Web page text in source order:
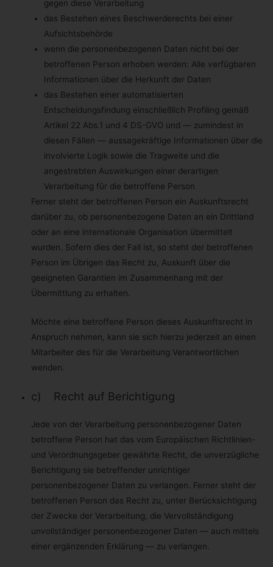
gegen diese Verarbeitung
das Bestehen eines Beschwerderechts bei einer
Aufsichtsbehörde
wenn die personenbezogenen Daten nicht bei der
betroffenen Person erhoben werden: Alle verfügbaren
Informationen über die Herkunft der Daten
das Bestehen einer automatisierten
Entscheidungsfindung einschließlich Profiling gemäß
Artikel 22 Abs.1 und 4 DS-GVO und — zumindest in
diesen Fällen — aussagekräftige Informationen über die
involvierte Logik sowie die Tragweite und die
angestrebten Auswirkungen einer derartigen
Verarbeitung für die betroffene Person
Ferner steht der betroffenen Person ein Auskunftsrecht
darüber zu, ob personenbezogene Daten an ein Drittland
oder an eine internationale Organisation übermittelt
wurden. Sofern dies der Fall ist, so steht der betroffenen
Person im Übrigen das Recht zu, Auskunft über die
geeigneten Garantien im Zusammenhang mit der
Übermittlung zu erhalten.
Möchte eine betroffene Person dieses Auskunftsrecht in
Anspruch nehmen, kann sie sich hierzu jederzeit an einen
Mitarbeiter des für die Verarbeitung Verantwortlichen
wenden.
c) Recht auf Berichtigung
Jede von der Verarbeitung personenbezogener Daten
betroffene Person hat das vom Europäischen Richtlinien-
und Verordnungsgeber gewährte Recht, die unverzügliche
Berichtigung sie betreffender unrichtiger
personenbezogener Daten zu verlangen. Ferner steht der
betroffenen Person das Recht zu, unter Berücksichtigung
der Zwecke der Verarbeitung, die Vervollständigung
unvollständiger personenbezogener Daten — auch mittels
einer ergänzenden Erklärung — zu verlangen.
Freiheiten sowie der berechtigten Interessen der
betroffenen Person enthalten oder (3) mit ausdrücklicher
Ist die Entscheidung (1) für den Abschluss oder die
Erfüllung eines Vertrags zwischen der betroffenen Person
und dem Verantwortlichen erforderlich oder (2) erfolgt sie
mit ausdrücklicher Einwilligung der betroffenen Person,
triffen wir die angemessene Maßnahmen, um die Rechte
und Freiheiten sowie die berechtigten Interessen der
betroffenen Person zu wahren, wozu mindestens das
Recht auf Erwirkung des Eingreifens einer Person seitens
des Verantwortlichen, auf Darlegung des eigenen
Standpunkts und auf Anfechtung der Entscheidung gehört.
automatisierte Entscheidungen geltend machen, kann sie
sich hierzu jederzeit an einen Mitarbeiter des für die
Verarbeitung Verantwortlichen wenden.
i) Recht auf Widerruf einer datenschutzrechtlichen
Einwilligung
Jede von der Verarbeitung personenbezogener Daten
betroffene Person hat das vom Europäischen Richtlinien-
und Verordnungsgeber gewährte Recht, eine Einwilligung
zur Verarbeitung personenbezogener Daten jederzeit zu
widerrufen.
Einwilligung geltend machen, kann sie sich hierzu jederzeit
an einen Mitarbeiter des für die Verarbeitung
Verantwortlichen wenden.
Einwilligung für einen bestimmten Verarbeitungszweck einholen.
erforderlich, wie dies beispielsweise bei Verarbeitungsvorgängen
der Fall ist, die für einelieferung von Waren oder die Erbringung
einer sonstigen Leistung oder Gegenleistung notwendig sind, so
beruht die Verarbeitung auf Art. 6 Ilit. b DS-GVO. Gleiches gilt für
solche Verarbeitungsvorgänge die zur Durchführung
vorvertraglicher Maßnahmen erforderlich sind, etwa in Fällen von
Anfragen zur unseren Produkten oder Leistungen. Unterliegt
eine Verarbeitung von personenbezogenen Daten erforderlich
wird, wie beispielsweise zur Erfüllung steuerlicher Pflichten, so
basiert die Verarbeitung auf Art. 6 Ilit. c DS-GVO. In seltenen
Fällen könnte die Verarbeitung von personenbezogenen Daten
erforderlich werden, um lebenswichtige Interessen der
betroffenen Person oder einer anderen natürlichen Person zu